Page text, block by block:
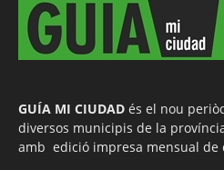
GUÍA MI CIUDAD és el nou
diversos municipis de la
amb edició impresa mensual